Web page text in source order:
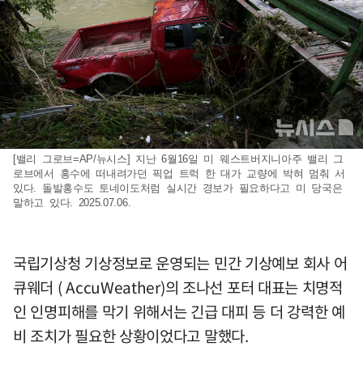
[밸리 그로브=AP/뉴시스] 지난 6월16일 미 웨스트버지니아주 밸리 그
로브에서 홍수에 떠내려가던 픽업 트럭 한 대가 교량에 박혀 멈춰 서
있다. 돌발홍수도 토네이도처럼 실시간 경보가 필요하다고 미 당국은
말하고 있다. 2025.07.06.
국립기상청 기상정보로 운영되는 민간 기상예보 회사 어
큐웨더 ( AccuWeather)의 조나선 포터 대표는 치명적
인 인명피해를 막기 위해서는 긴급 대피 등 더 강력한 예
비 조치가 필요한 상황이었다고 말했다.